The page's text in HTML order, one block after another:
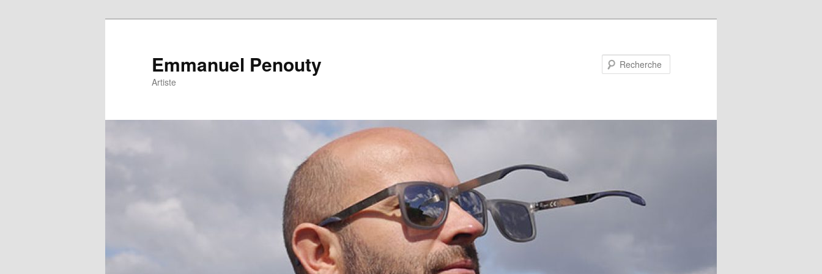
Emmanuel Penouty
Artiste